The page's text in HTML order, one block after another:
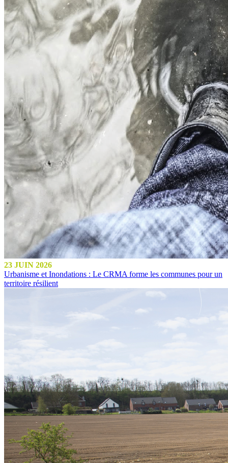
23 JUIN 2026
Urbanisme et Inondations : Le CRMA forme les communes pour un
territoire résilient